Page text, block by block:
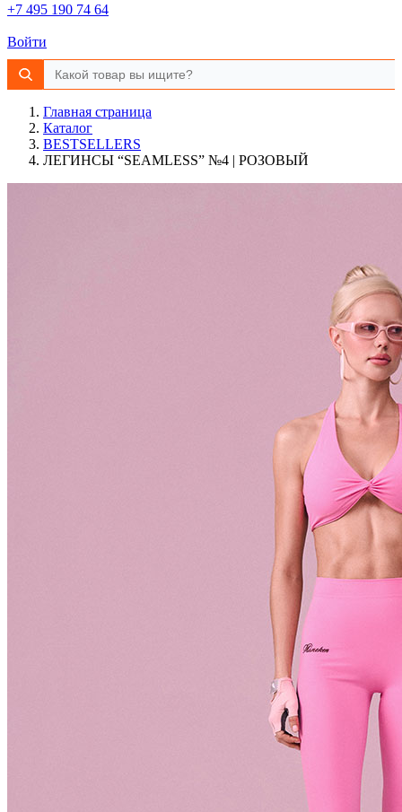
+7 495 190 74 64
Войти
Главная страница
Каталог
BESTSELLERS
ЛЕГИНСЫ “SEAMLESS” №4 | РОЗОВЫЙ